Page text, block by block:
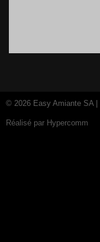
© 2026 Easy Amiante SA |
Réalisé par Hypercomm